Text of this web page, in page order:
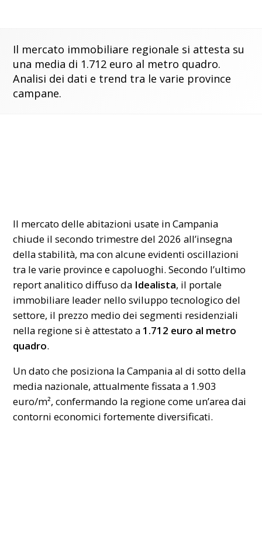
Il mercato immobiliare regionale si attesta su
una media di 1.712 euro al metro quadro.
Analisi dei dati e trend tra le varie province
campane.
Il mercato delle abitazioni usate in Campania
chiude il secondo trimestre del 2026 all’insegna
della stabilità, ma con alcune evidenti oscillazioni
tra le varie province e capoluoghi. Secondo l’ultimo
report analitico diffuso da Idealista, il portale
immobiliare leader nello sviluppo tecnologico del
settore, il prezzo medio dei segmenti residenziali
nella regione si è attestato a 1.712 euro al metro
quadro.
Un dato che posiziona la Campania al di sotto della
media nazionale, attualmente fissata a 1.903
euro/m², confermando la regione come un’area dai
contorni economici fortemente diversificati.